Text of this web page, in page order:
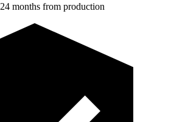
24 months from production